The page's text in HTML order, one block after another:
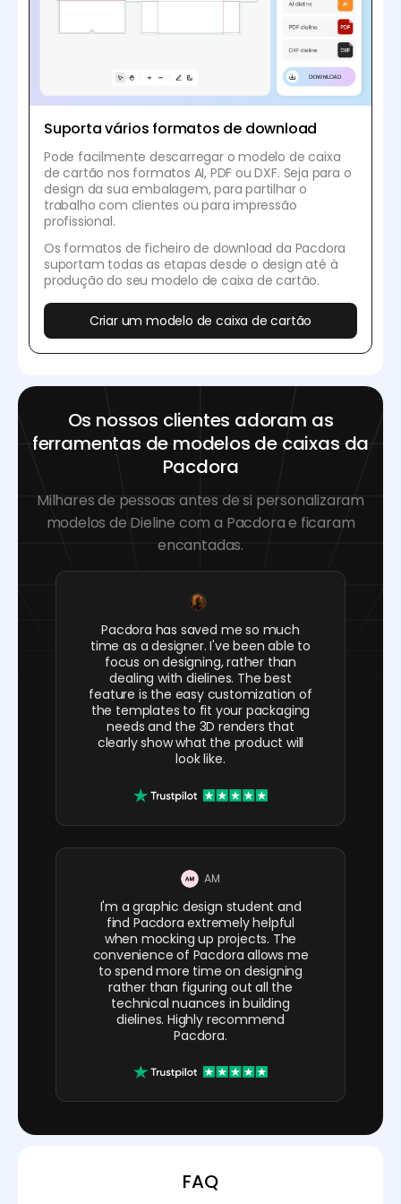
Suporta vários formatos de download
Pode facilmente descarregar o modelo de caixa
de cartão nos formatos AI, PDF ou DXF. Seja para o
design da sua embalagem, para partilhar o
trabalho com clientes ou para impressão
profissional.
Os formatos de ficheiro de download da Pacdora
suportam todas as etapas desde o design até à
produção do seu modelo de caixa de cartão.
Criar um modelo de caixa de cartão
Os nossos clientes adoram as
ferramentas de modelos de caixas da
Pacdora
Milhares de pessoas antes de si personalizaram
modelos de Dieline com a Pacdora e ficaram
encantadas.
Pacdora has saved me so much
time as a designer. I've been able to
focus on designing, rather than
dealing with dielines. The best
feature is the easy customization of
the templates to fit your packaging
needs and the 3D renders that
clearly show what the product will
look like.
AM
I'm a graphic design student and
find Pacdora extremely helpful
when mocking up projects. The
convenience of Pacdora allows me
to spend more time on designing
rather than figuring out all the
technical nuances in building
dielines. Highly recommend
Pacdora.
FAQ